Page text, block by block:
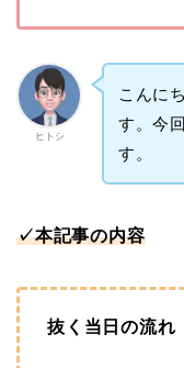
ヒトシ
こんに
す。今
す。
✓本記事の内容
抜く当日の流れ